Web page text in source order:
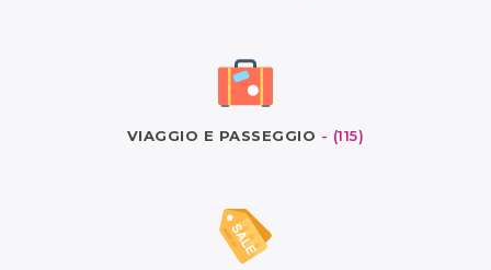
VIAGGIO E PASSEGGIO - (115)